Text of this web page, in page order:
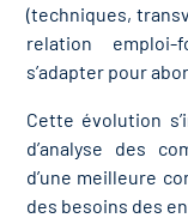
(techniques,
relation emploi-
s’adapter pour
Cette évolution
d’analyse des
d’une meilleure
des besoins des